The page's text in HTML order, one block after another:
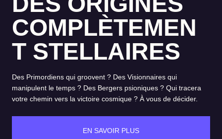
COMPLÈTEMEN
T STELLAIRES
Des Primordiens qui groovent ? Des Visionnaires qui
manipulent le temps ? Des Bergers psioniques ? Qui tracera
votre chemin vers la victoire cosmique ? À vous de décider.
EN SAVOIR PLUS